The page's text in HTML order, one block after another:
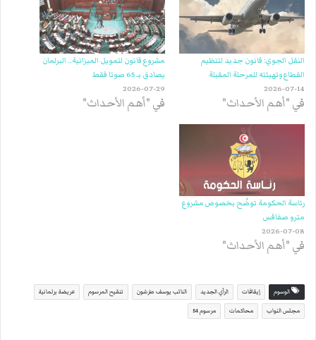
النقل الجوي: قانون جديد لتنظيم
القطاع وتهيئته للمرحلة المقبلة
2026-07-14
في "أهم الأحداث"
مشروع قانون لتمويل الميزانية.. البرلمان
يصادق بـ 65 صوتا فقط
2026-07-29
في "أهم الأحداث"
رئاسة الحكومة توضّح بخصوص مشروع
مترو صفاقس
2026-07-08
في "أهم الأحداث"
الوسوم إيقافات الرأي الجديد النائب يوسف طرشون تنقيح المرسوم عريضة برلمانية
مجلس النواب محاكمات مرسوم 54